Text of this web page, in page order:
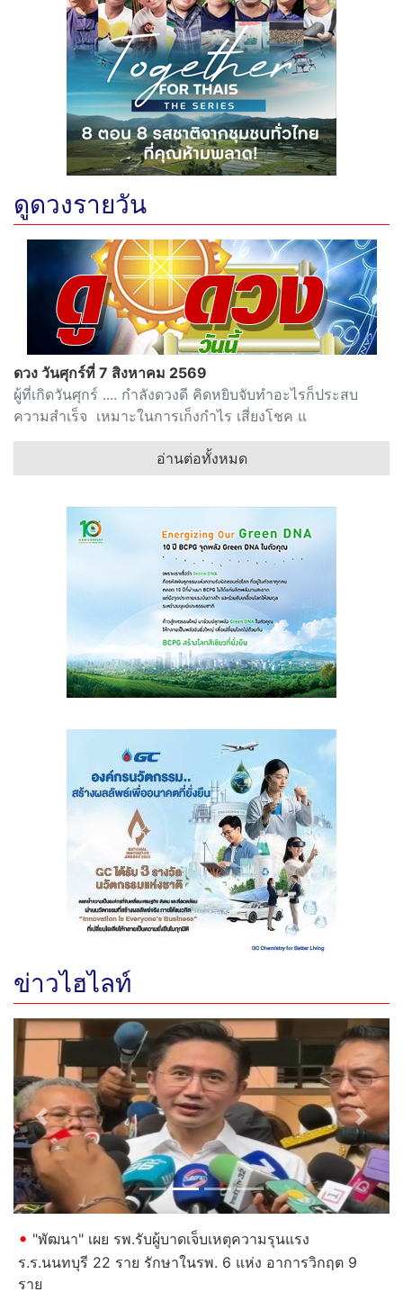
ดูดวงรายวัน
ดวง วันศุกร์ที่ 7 สิงหาคม 2569
ผู้ที่เกิดวันศุกร์ .... กำลังดวงดี คิดหยิบจับทำอะไรก็ประสบ
ความสำเร็จ เหมาะในการเก็งกำไร เสี่ยงโชค แ
อ่านต่อทั้งหมด
ข่าวไฮไลท์
Previous Next
"พัฒนา" เผย รพ.รับผู้บาดเจ็บเหตุความรุนแรง
ร.ร.นนทบุรี 22 ราย รักษาในรพ. 6 แห่ง อาการวิกฤต 9
ราย